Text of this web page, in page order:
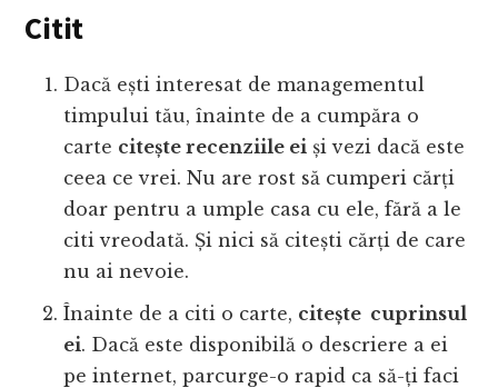
Citit
Dacă ești interesat de managementul
timpului tău, înainte de a cumpăra o
carte citește recenziile ei și vezi dacă este
ceea ce vrei. Nu are rost să cumperi cărți
doar pentru a umple casa cu ele, fără a le
citi vreodată. Și nici să citești cărți de care
nu ai nevoie.
Înainte de a citi o carte, citește cuprinsul
ei. Dacă este disponibilă o descriere a ei
pe internet, parcurge-o rapid ca să-ți faci